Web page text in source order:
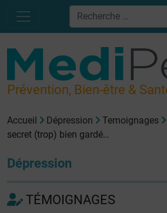
Prévention, Bien-être &
Accueil Dépression Temoignages
secret (trop) bien gardé…
Dépression
TÉMOIGNAGES